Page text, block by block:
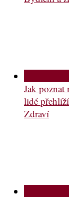
Jak poznat
lidé přehlíží
Zdraví